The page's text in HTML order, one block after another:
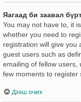
Яагаад би заавал
You may not have to, it
whether you need to
registration will give you
guest users such as
emailing of fellow users,
few moments to register
Дээш очих